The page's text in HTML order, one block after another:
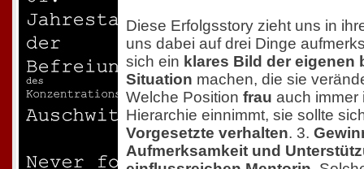
Diese Erfolgsstory zieht uns in
uns dabei auf drei Dinge
sich ein klares Bild der eigenen
Situation machen, die sie
Welche Position frau auch immer
Hierarchie einnimmt, sie sollte
Vorgesetzte verhalten. 3.
Aufmerksamkeit und